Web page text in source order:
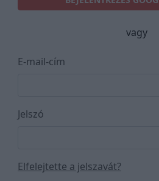
vagy
E-mail-cím
Jelszó
Elfelejtette a jelszavát?